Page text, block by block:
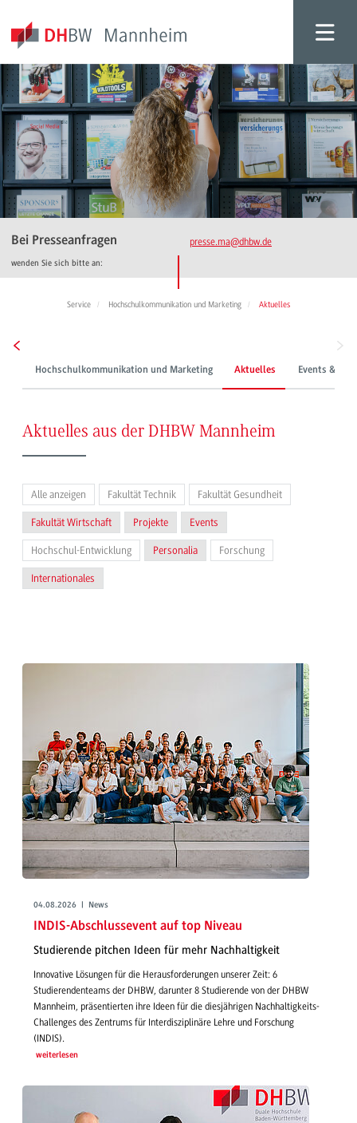
Bei Presseanfragen
wenden Sie sich bitte an:
presse.ma@dhbw.de
Service Hochschulkommunikation und Marketing Aktuelles
Hochschulkommunikation und Marketing Aktuelles Events &
Aktuelles aus der DHBW Mannheim
Alle anzeigen Fakultät Technik Fakultät Gesundheit
Fakultät Wirtschaft Projekte Events
Hochschul-Entwicklung Personalia Forschung
Internationales
04.08.2026 | News
INDIS-Abschlussevent auf top Niveau
Studierende pitchen Ideen für mehr Nachhaltigkeit
Innovative Lösungen für die Herausforderungen unserer Zeit: 6
Studierendenteams der DHBW, darunter 8 Studierende von der DHBW
Mannheim, präsentierten ihre Ideen für die diesjährigen Nachhaltigkeits-
Challenges des Zentrums für Interdisziplinäre Lehre und Forschung
(INDIS).
weiterlesen